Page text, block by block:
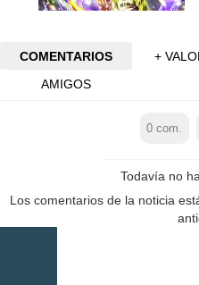
COMENTARIOS
+
AMIGOS
0 com.
Todavía no
Los comentarios de la noticia